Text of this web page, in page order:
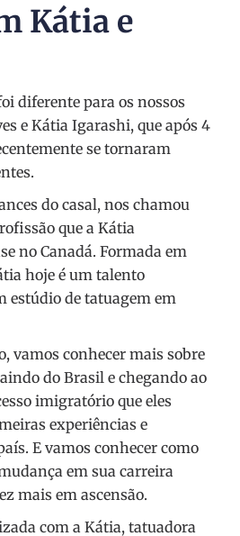
Kátia e
diferente para os nossos
e Kátia Igarashi, que após 4
se tornaram
do casal, nos chamou
que a Kátia
no Canadá. Formada em
hoje é um talento
estúdio de tatuagem em
vamos conhecer mais sobre
do Brasil e chegando ao
imigratório que eles
experiências e
E vamos conhecer como
em sua carreira
mais em ascensão.
com a Kátia, tatuadora